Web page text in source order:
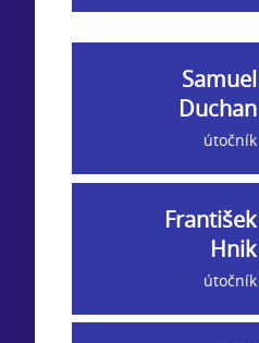
Samuel
Duchan
útočník
František
Hnik
útočník